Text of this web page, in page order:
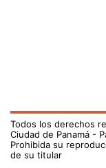
Todos los derechos
Ciudad de Panamá -
Prohibida su
de su titular